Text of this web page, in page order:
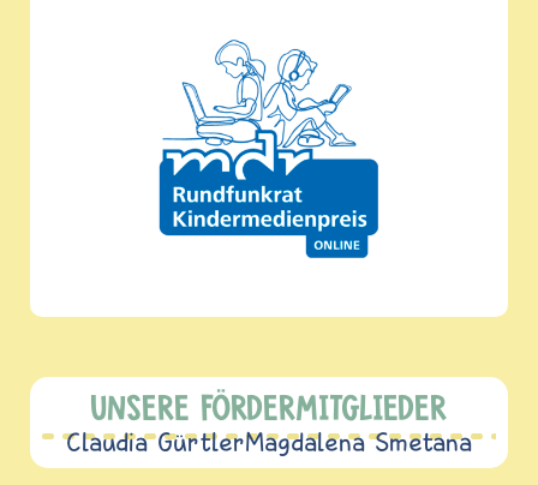
UNSERE FÖRDERMITGLIEDER
Claudia GürtlerMagdalena Smetana